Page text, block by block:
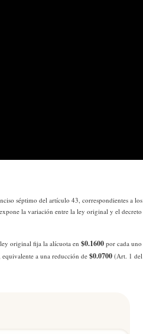
séptimo del artículo 43, correspondientes a los
la variación entre la ley original y el decreto
original fija la alícuota en $0.1600 por cada uno
equivalente a una reducción de $0.0700 (Art. 1 del